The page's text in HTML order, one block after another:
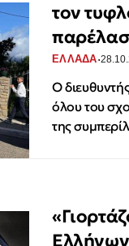
τον
ΕΛΛΑΔΑ·
Ο
όλου του
της